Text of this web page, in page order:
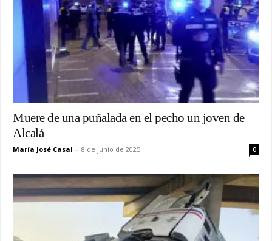
Muere de una puñalada en el pecho un joven de
Alcalá
María José Casal - 8 de junio de 2025 0